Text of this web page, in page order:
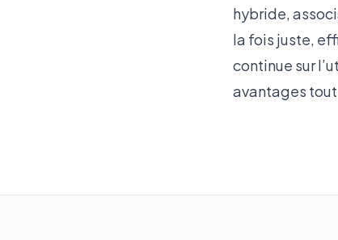
hybride,
la fois juste,
continue sur
avantages